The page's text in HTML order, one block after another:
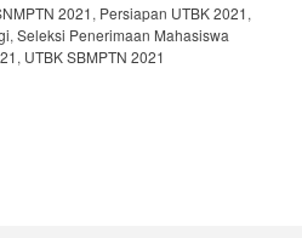
2021, Persiapan UTBK 2021,
, Seleksi Penerimaan Mahasiswa
, UTBK SBMPTN 2021